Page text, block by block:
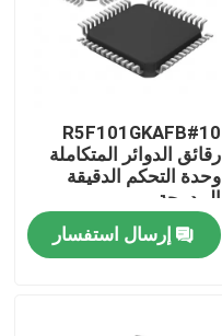
R5F101GKAFB#10
رقائق الدوائر المتكاملة
وحدة التحكم الدقيقة
المدمجة
إرسال استفسار